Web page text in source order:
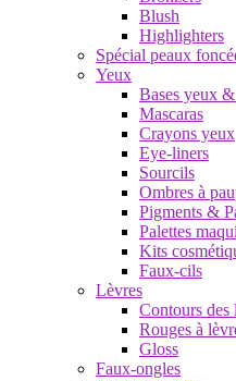
Blush
Highlighters
Spécial peaux
Yeux
Bases yeux
Mascaras
Crayons yeux
Eye-liners
Sourcils
Ombres à
Pigments &
Palettes
Kits
Faux-cils
Lèvres
Contours des
Rouges à
Gloss
Faux-ongles